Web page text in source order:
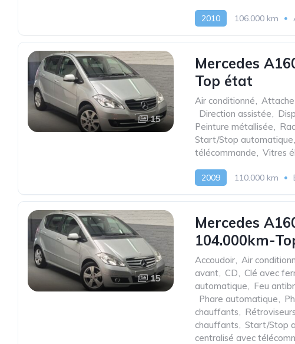
2010 106.000 km
15
Mercedes
Top état
Air conditionné,
Direction assistée,
Peinture métallisée,
Start/Stop automatique,
télécommande, Vitres
2009 110.000 km
15
Mercedes
104.000km-
Accoudoir, Air
avant, CD, Clé avec
automatique, Feu
Phare automatique,
chauffants,
chauffants, Start/Stop
centralisé avec